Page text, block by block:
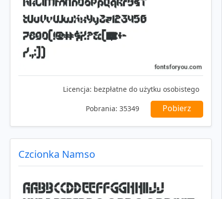
Licencja: bezpłatne do użytku osobistego
Pobrania: 35349 Pobierz
Czcionka Namso